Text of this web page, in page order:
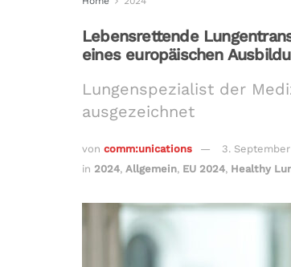
Lebensrettende
eines europäischen
Lungenspezialist der
ausgezeichnet
von comm:unications
3.
in 2024, Allgemein, EU 2024, Healthy